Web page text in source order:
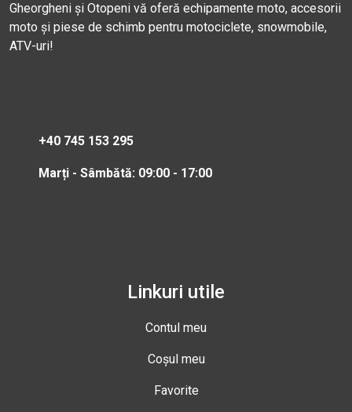
Gheorgheni și Otopeni vă oferă echipamente moto, accesorii
moto și piese de schimb pentru motociclete, snowmobile,
ATV-uri!
+40 745 153 295
Marți - Sâmbătă: 09:00 - 17:00
Linkuri utile
Contul meu
Coșul meu
Favorite